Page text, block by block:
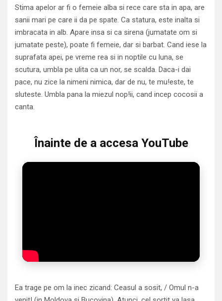
Stima apelor ar fi o femeie alba si rece care sta in apa, are
sanii mari pe care ii da pe spate. Ca statura, este inalta si
imbracata in alb. Apare insa si ca sirena (jumatate om si
jumatate peste), poate fi femeie, dar si barbat. Cand iese la
suprafata apei, pe vreme rea si in noptile cu luna, se
scutura, umbla pe ulita ca un nor, se scalda. Daca-i dai
pace, nu zice la nimeni nimica, dar de nu, te mu!este, te
sluteste. Umbla pana la miezul nop!ii, cand incep cocosii a
canta.
Înainte de a accesa YouTube
Ea trage pe om la inec zicand: Ceasul a sosit, / Omul n-a